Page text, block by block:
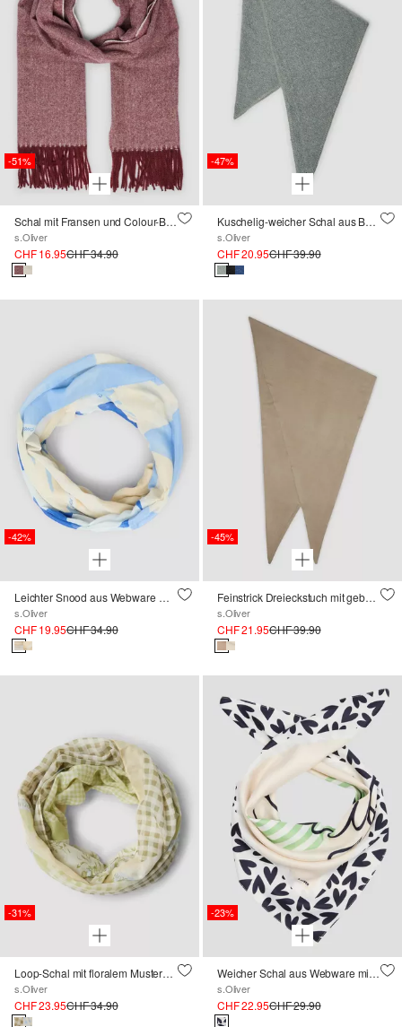
-51%
Schal mit Fransen und Colour-Blocking
s.Oliver
CHF 16.95CHF 34.90
-47%
Kuschelig-weicher Schal aus Bouclé
s.Oliver
CHF 20.95CHF 39.90
-42%
Leichter Snood aus Webware mit floralem Muster
s.Oliver
CHF 19.95CHF 34.90
-45%
Feinstrick Dreieckstuch mit gebürsteter Oberfläche
s.Oliver
CHF 21.95CHF 39.90
-31%
Loop-Schal mit floralem Mustermix und Karo-Design
s.Oliver
CHF 23.95CHF 34.90
-23%
Weicher Schal aus Webware mit Artwork
s.Oliver
CHF 22.95CHF 29.90